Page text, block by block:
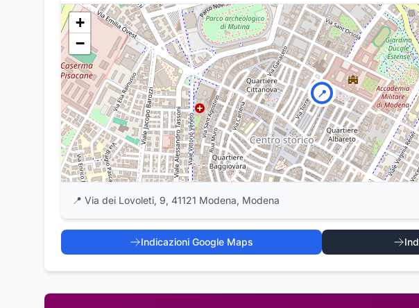
📍
+
−
📍 Via dei Lovoleti, 9, 41121 Modena, Modena
Indicazioni Google Maps